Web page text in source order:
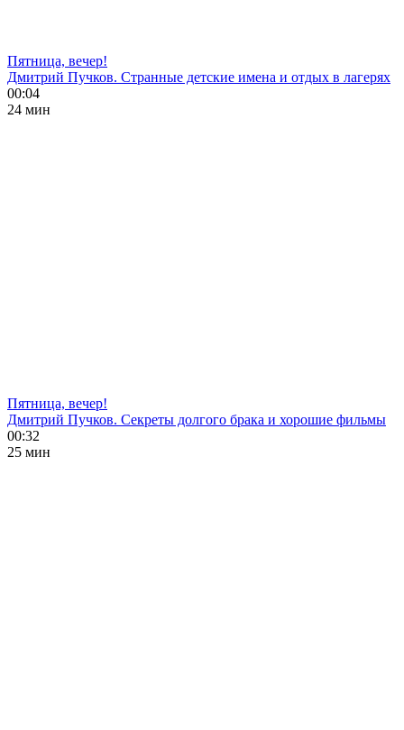
Пятница, вечер!
Дмитрий Пучков. Странные детские имена и отдых в лагерях
00:04
24 мин
Пятница, вечер!
Дмитрий Пучков. Секреты долгого брака и хорошие фильмы
00:32
25 мин